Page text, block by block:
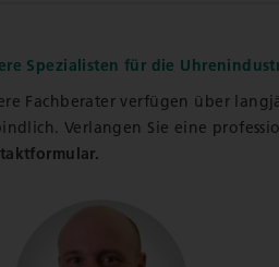
Spezialisten für die
Fachberater verfügen über
Verlangen Sie eine